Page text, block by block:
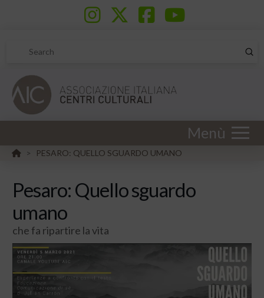
Search
Menù
HOME
> PESARO: QUELLO SGUARDO UMANO
Pesaro: Quello sguardo
umano
che fa ripartire la vita